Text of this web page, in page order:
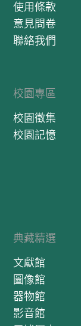
使用條款
意見問卷
聯絡我們
校園專區
校園徵集
校園記憶
典藏精選
文獻館
圖像館
器物館
影音館